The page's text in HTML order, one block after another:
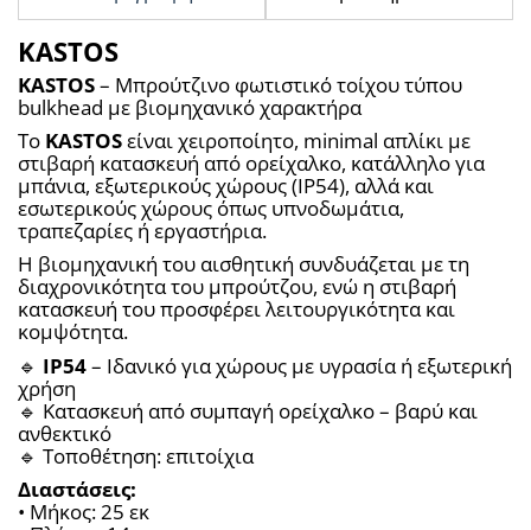
KASTOS
KASTOS – Μπρούτζινο φωτιστικό τοίχου τύπου
bulkhead με βιομηχανικό χαρακτήρα
Το KASTOS είναι χειροποίητο, minimal απλίκι με
στιβαρή κατασκευή από ορείχαλκο, κατάλληλο για
μπάνια, εξωτερικούς χώρους (IP54), αλλά και
εσωτερικούς χώρους όπως υπνοδωμάτια,
τραπεζαρίες ή εργαστήρια.
Η βιομηχανική του αισθητική συνδυάζεται με τη
διαχρονικότητα του μπρούτζου, ενώ η στιβαρή
κατασκευή του προσφέρει λειτουργικότητα και
κομψότητα.
🔹 IP54 – Ιδανικό για χώρους με υγρασία ή εξωτερική
χρήση
🔹 Κατασκευή από συμπαγή ορείχαλκο – βαρύ και
ανθεκτικό
🔹 Τοποθέτηση: επιτοίχια
Διαστάσεις:
• Μήκος: 25 εκ